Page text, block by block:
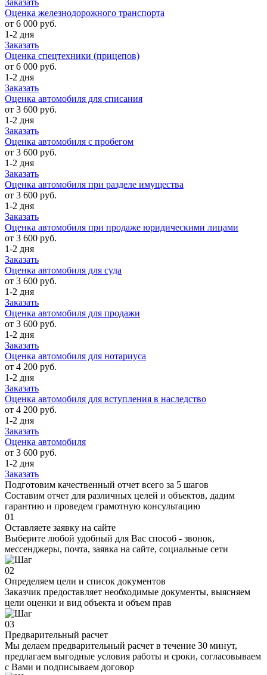
Заказать
Оценка железнодорожного транспорта
от 6 000 руб.
1-2 дня
Заказать
Оценка спецтехники (прицепов)
от 6 000 руб.
1-2 дня
Заказать
Оценка автомобиля для списания
от 3 600 руб.
1-2 дня
Заказать
Оценка автомобиля с пробегом
от 3 600 руб.
1-2 дня
Заказать
Оценка автомобиля при разделе имущества
от 3 600 руб.
1-2 дня
Заказать
Оценка автомобиля при продаже юридическими лицами
от 3 600 руб.
1-2 дня
Заказать
Оценка автомобиля для суда
от 3 600 руб.
1-2 дня
Заказать
Оценка автомобиля для продажи
от 3 600 руб.
1-2 дня
Заказать
Оценка автомобиля для нотариуса
от 4 200 руб.
1-2 дня
Заказать
Оценка автомобиля для вступления в наследство
от 4 200 руб.
1-2 дня
Заказать
Оценка автомобиля
от 3 600 руб.
1-2 дня
Заказать
Подготовим качественный отчет всего за 5 шагов
Составим отчет для различных целей и объектов, дадим
гарантию и проведем грамотную консультацию
01
Оставляете заявку на сайте
Выберите любой удобный для Вас способ - звонок,
мессенджеры, почта, заявка на сайте, социальные сети
02
Определяем цели и список документов
Заказчик предоставляет необходимые документы, выясняем
цели оценки и вид объекта и объем прав
03
Предварительный расчет
Мы делаем предварительный расчет в течение 30 минут,
предлагаем выгодные условия работы и сроки, согласовываем
с Вами и подписываем договор